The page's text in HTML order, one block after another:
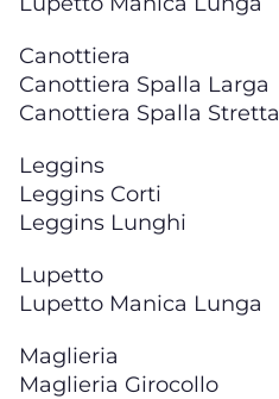
Canottiera
Canottiera Spalla Larga
Canottiera Spalla Stretta
Leggins
Leggins Corti
Leggins Lunghi
Lupetto
Lupetto Manica Lunga
Maglieria
Maglieria Girocollo